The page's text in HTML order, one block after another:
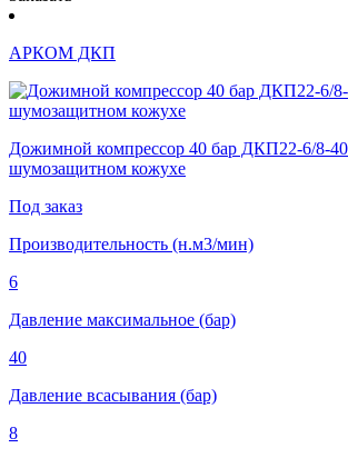
АРКОМ ДКП
Дожимной компрессор 40 бар ДКП22-6/8-
шумозащитном кожухе
Под заказ
Производительность (н.м3/мин)
6
Давление максимальное (бар)
40
Давление всасывания (бар)
8